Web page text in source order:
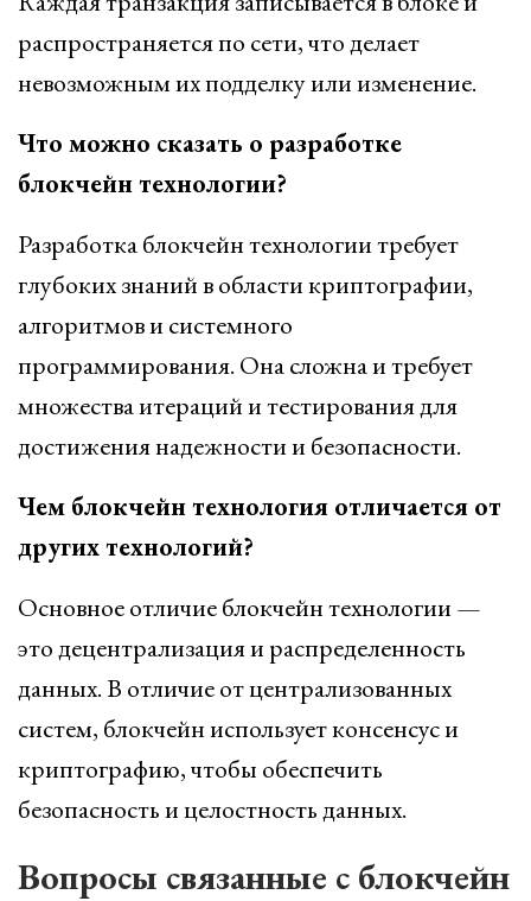
распространяется по сети, что делает
невозможным их подделку или изменение.
Что можно сказать о разработке
блокчейн технологии?
Разработка блокчейн технологии требует
глубоких знаний в области криптографии,
алгоритмов и системного
программирования. Она сложна и требует
множества итераций и тестирования для
достижения надежности и безопасности.
Чем блокчейн технология отличается от
других технологий?
Основное отличие блокчейн технологии —
это децентрализация и распределенность
данных. В отличие от централизованных
систем, блокчейн использует консенсус и
криптографию, чтобы обеспечить
безопасность и целостность данных.
Вопросы связанные с блокчейн